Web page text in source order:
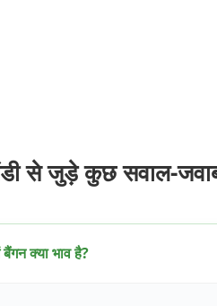
से जुड़े कुछ सवाल-
क्या भाव है?